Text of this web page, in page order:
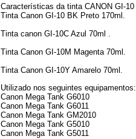
Características da tinta CANON GI-10
Tinta Canon GI-10 BK Preto 170ml.
Tinta canon GI-10C Azul 70ml .
Tinta Canon GI-10M Magenta 70ml.
Tinta Canon GI-10Y Amarelo 70ml.
Utilizado nos seguintes equipamentos:
Canon Mega Tank G6010
Canon Mega Tank G6011
Canon Mega Tank GM2010
Canon Mega Tank G5010
Canon Mega Tank G5011